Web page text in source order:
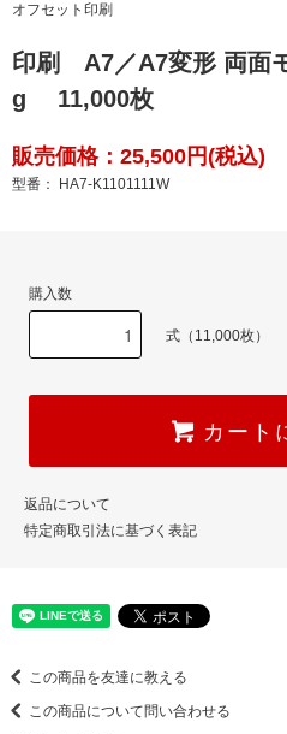
オフセット印刷
印刷 A7／A7変形 両面
g 11,000枚
販売価格：25,500円(税込)
型番： HA7-K1101111W
購入数
式（11,000枚）
カート
返品について
特定商取引法に基づく表記
この商品を友達に教える
この商品について問い合わせる